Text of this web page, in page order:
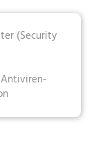
(Security